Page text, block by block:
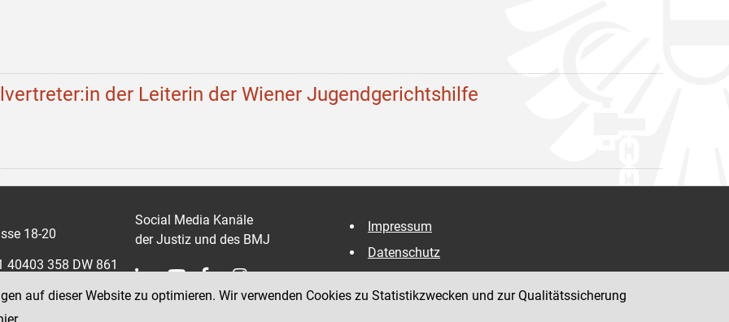
der Leiterin der Wiener Jugendgerichtshilfe
18-20
40403 358 DW 861
358 865
Social Media Kanäle
der Justiz und des BMJ
Impressum
Datenschutz
Hinweisgeber:innenplattform (für Mitarbeiter:innen)
auf dieser Website zu optimieren. Wir verwenden Cookies zu Statistikzwecken und zur Qualitätssicherung